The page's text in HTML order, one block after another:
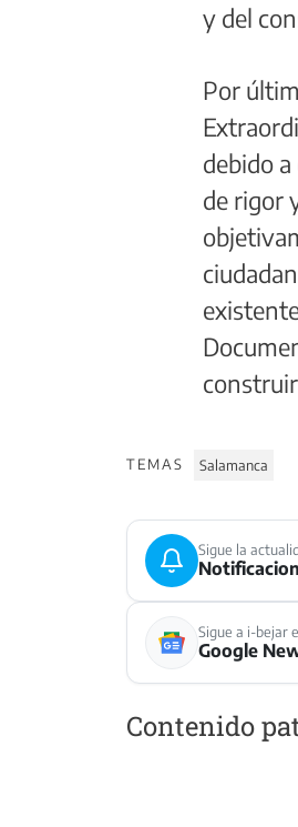
y del
Por
debido
de rigor
TEMAS Salamanca
Sigue la
Sigue a i-bejar
Google
Contenido